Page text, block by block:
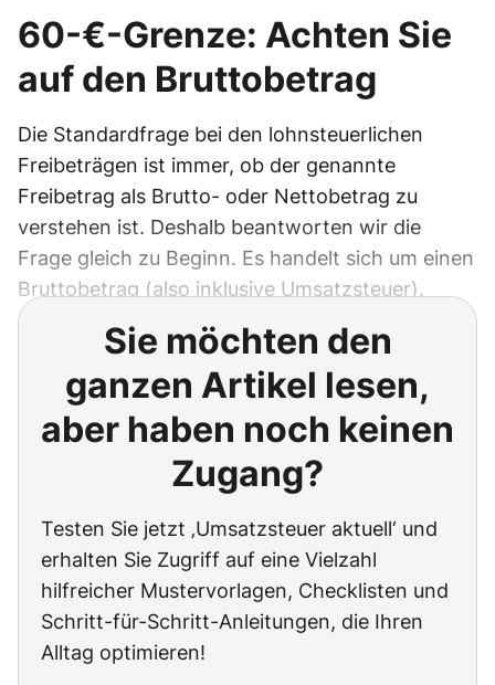
60-€-Grenze: Achten Sie
auf den Bruttobetrag
Die Standardfrage bei den lohnsteuerlichen
Freibeträgen ist immer, ob der genannte
Freibetrag als Brutto- oder Nettobetrag zu
verstehen ist. Deshalb beantworten wir die
Frage gleich zu Beginn. Es handelt sich um einen
Bruttobetrag (also inklusive Umsatzsteuer).
Sie möchten den
ganzen Artikel lesen,
aber haben noch keinen
Zugang?
Testen Sie jetzt ‚Umsatzsteuer aktuell‘ und
erhalten Sie Zugriff auf eine Vielzahl
hilfreicher Mustervorlagen, Checklisten und
Schritt-für-Schritt-Anleitungen, die Ihren
Alltag optimieren!